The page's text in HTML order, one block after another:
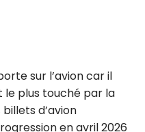
sur l’avion car il
le plus touché par la
d’avion
en avril 2026